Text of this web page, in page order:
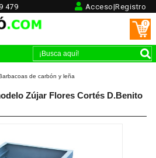
479 Acceso|Registro
0
de carbón y leña
Zújar Flores Cortés D.Benito